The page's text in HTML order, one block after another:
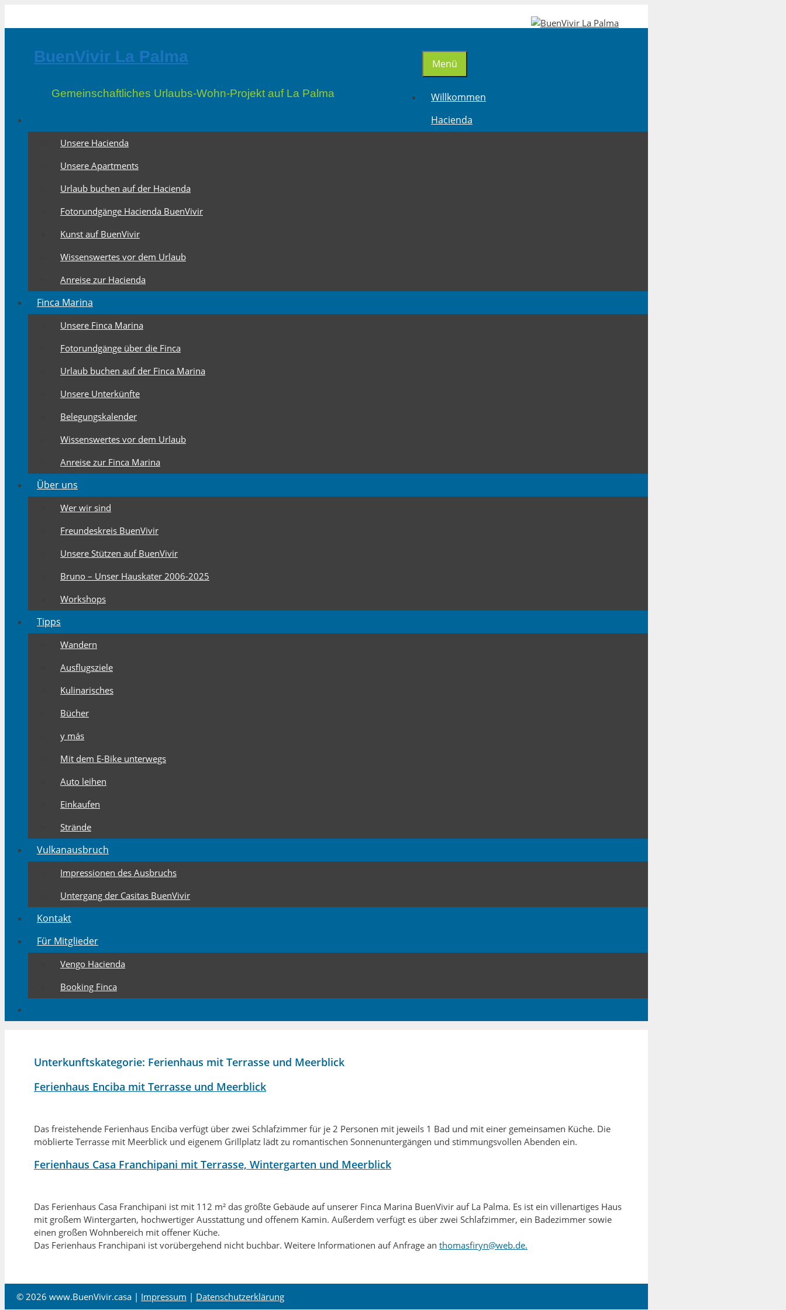
BuenVivir La Palma
Gemeinschaftliches Urlaubs-Wohn-Projekt auf La Palma
Menü
Willkommen
Hacienda
Unsere Hacienda
Unsere Apartments
Urlaub buchen auf der Hacienda
Fotorundgänge Hacienda BuenVivir
Kunst auf BuenVivir
Wissenswertes vor dem Urlaub
Anreise zur Hacienda
Finca Marina
Unsere Finca Marina
Fotorundgänge über die Finca
Urlaub buchen auf der Finca Marina
Unsere Unterkünfte
Belegungskalender
Wissenswertes vor dem Urlaub
Anreise zur Finca Marina
Über uns
Wer wir sind
Freundeskreis BuenVivir
Unsere Stützen auf BuenVivir
Bruno – Unser Hauskater 2006-2025
Workshops
Tipps
Wandern
Ausflugsziele
Kulinarisches
Bücher
y más
Mit dem E-Bike unterwegs
Auto leihen
Einkaufen
Strände
Vulkanausbruch
Impressionen des Ausbruchs
Untergang der Casitas BuenVivir
Kontakt
Für Mitglieder
Vengo Hacienda
Booking Finca
Unterkunftskategorie: Ferienhaus mit Terrasse und Meerblick
Ferienhaus Enciba mit Terrasse und Meerblick
Das freistehende Ferienhaus Enciba verfügt über zwei Schlafzimmer für je 2 Personen mit jeweils 1 Bad und mit einer gemeinsamen Küche. Die
möblierte Terrasse mit Meerblick und eigenem Grillplatz lädt zu romantischen Sonnenuntergängen und stimmungsvollen Abenden ein.
Ferienhaus Casa Franchipani mit Terrasse, Wintergarten und Meerblick
Das Ferienhaus Casa Franchipani ist mit 112 m² das größte Gebäude auf unserer Finca Marina BuenVivir auf La Palma. Es ist ein villenartiges Haus
mit großem Wintergarten, hochwertiger Ausstattung und offenem Kamin. Außerdem verfügt es über zwei Schlafzimmer, ein Badezimmer sowie
einen großen Wohnbereich mit offener Küche.
Das Ferienhaus Franchipani ist vorübergehend nicht buchbar. Weitere Informationen auf Anfrage an thomasfiryn@web.de.
© 2026 www.BuenVivir.casa | Impressum | Datenschutzerklärung